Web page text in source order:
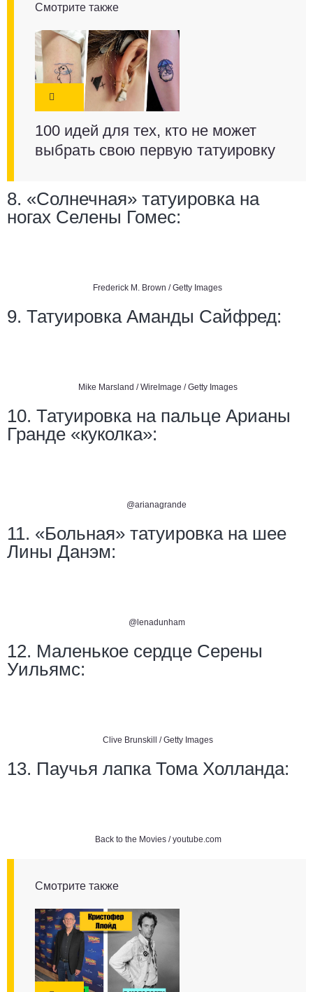
Смотрите также
100 идей для тех, кто не может
выбрать свою первую татуировку
8. «Солнечная» татуировка на
ногах Селены Гомес:
Frederick M. Brown / Getty Images
9. Татуировка Аманды Сайфред:
Mike Marsland / WireImage / Getty Images
10. Татуировка на пальце Арианы
Гранде «куколка»:
@arianagrande
11. «Больная» татуировка на шее
Лины Данэм:
@lenadunham
12. Маленькое сердце Серены
Уильямс:
Clive Brunskill / Getty Images
13. Паучья лапка Тома Холланда:
Back to the Movies / youtube.com
Смотрите также